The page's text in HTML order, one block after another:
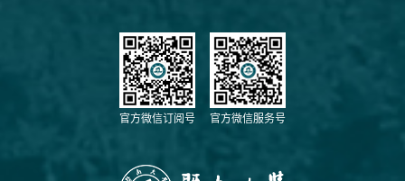
官方微信订阅号 官方微信服务号